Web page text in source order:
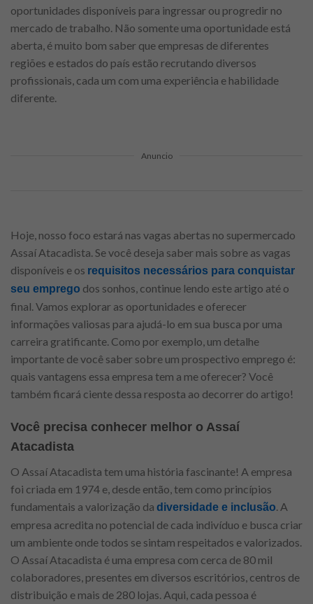
oportunidades disponíveis para ingressar ou progredir no
mercado de trabalho. Não somente uma oportunidade está
aberta, é muito bom saber que empresas de diferentes
regiões e estados do país estão recrutando diversos
profissionais, cada um com uma experiência e habilidade
diferente.
Anuncio
Hoje, nosso foco estará nas vagas abertas no supermercado
Assaí Atacadista. Se você deseja saber mais sobre as vagas
disponíveis e os requisitos necessários para conquistar
seu emprego dos sonhos, continue lendo este artigo até o
final. Vamos explorar as oportunidades e oferecer
informações valiosas para ajudá-lo em sua busca por uma
carreira gratificante. Como por exemplo, um detalhe
importante de você saber sobre um prospectivo emprego é:
quais vantagens essa empresa tem a me oferecer? Você
também ficará ciente dessa resposta ao decorrer do artigo!
Você precisa conhecer melhor o Assaí
Atacadista
O Assaí Atacadista tem uma história fascinante! A empresa
foi criada em 1974 e, desde então, tem como princípios
fundamentais a valorização da diversidade e inclusão . A
empresa acredita no potencial de cada indivíduo e busca criar
um ambiente onde todos se sintam respeitados e valorizados.
O Assaí Atacadista é uma empresa com cerca de 80 mil
colaboradores, presentes em diversos escritórios, centros de
distribuição e mais de 280 lojas. Aqui, cada pessoa é